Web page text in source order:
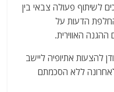
לשיתוף פעולה צבאי בין
הדעות על
האווירית.
להצעות אתיופיה ליישב
ללא הסכמתם